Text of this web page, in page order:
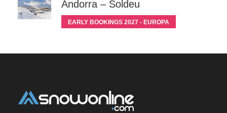
Andorra – Soldeu
EARLY BOOKINGS 2027 - EUROPA